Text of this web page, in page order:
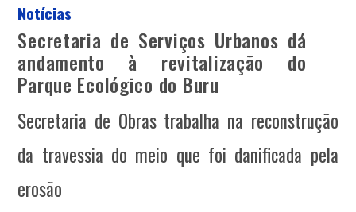
Notícias
Secretaria de Serviços Urbanos dá
andamento à revitalização do
Parque Ecológico do Buru
Secretaria de Obras trabalha na reconstrução
da travessia do meio que foi danificada pela
erosão